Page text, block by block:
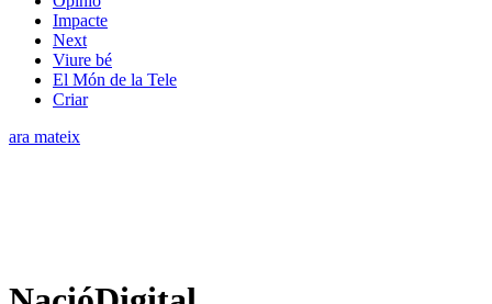
Impacte
Next
Viure bé
El Món de la Tele
Criar
ara mateix